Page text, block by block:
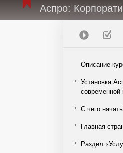
Аспро:
Описание
Установка
современной
С чего
Главная
Раздел